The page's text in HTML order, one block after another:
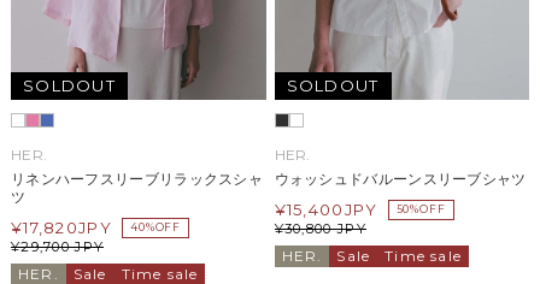
SOLDOUT
HER.
リネンハーフスリーブリラックスシャ
ツ
¥29,700 JPY
¥17,820JPY 40%OFF
HER. Sale Time sale
SOLDOUT
HER.
ウォッシュドバルーンスリーブシャツ
¥30,800 JPY
¥15,400JPY 50%OFF
HER. Sale Time sale